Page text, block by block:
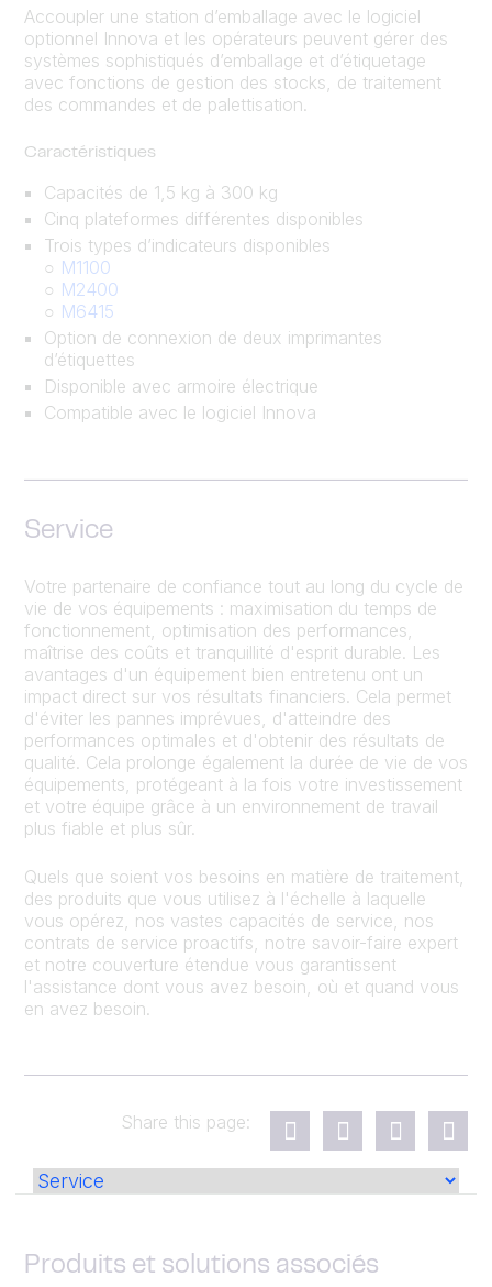
Accoupler une station d’emballage avec le logiciel
optionnel Innova et les opérateurs peuvent gérer des
systèmes sophistiqués d’emballage et d’étiquetage
avec fonctions de gestion des stocks, de traitement
des commandes et de palettisation.
Caractéristiques
Capacités de 1,5 kg à 300 kg
Cinq plateformes différentes disponibles
Trois types d’indicateurs disponibles
○ M1100
○ M2400
○ M6415
Option de connexion de deux imprimantes
d’étiquettes
Disponible avec armoire électrique
Compatible avec le logiciel Innova
Service
Votre partenaire de confiance tout au long du cycle de
vie de vos équipements : maximisation du temps de
fonctionnement, optimisation des performances,
maîtrise des coûts et tranquillité d'esprit durable. Les
avantages d'un équipement bien entretenu ont un
impact direct sur vos résultats financiers. Cela permet
d'éviter les pannes imprévues, d'atteindre des
performances optimales et d'obtenir des résultats de
qualité. Cela prolonge également la durée de vie de vos
équipements, protégeant à la fois votre investissement
et votre équipe grâce à un environnement de travail
plus fiable et plus sûr.
Quels que soient vos besoins en matière de traitement,
des produits que vous utilisez à l'échelle à laquelle
vous opérez, nos vastes capacités de service, nos
contrats de service proactifs, notre savoir-faire expert
et notre couverture étendue vous garantissent
l'assistance dont vous avez besoin, où et quand vous
en avez besoin.
Share this page:
Produits et solutions associés